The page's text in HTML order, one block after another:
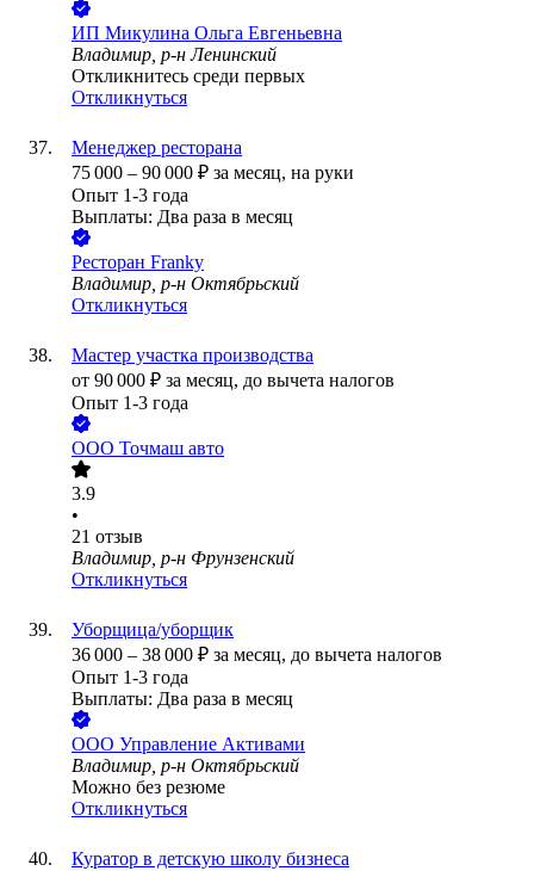
ИП Микулина Ольга Евгеньевна
Владимир, р-н Ленинский
Откликнитесь среди первых
Откликнуться
Менеджер ресторана
75 000 – 90 000 ₽ за месяц, на руки
Опыт 1-3 года
Выплаты: Два раза в месяц
Ресторан Franky
Владимир, р-н Октябрьский
Откликнуться
Мастер участка производства
от 90 000 ₽ за месяц, до вычета налогов
Опыт 1-3 года
ООО Точмаш авто
3.9
•
21 отзыв
Владимир, р-н Фрунзенский
Откликнуться
Уборщица/уборщик
36 000 – 38 000 ₽ за месяц, до вычета налогов
Опыт 1-3 года
Выплаты: Два раза в месяц
ООО Управление Активами
Владимир, р-н Октябрьский
Можно без резюме
Откликнуться
Куратор в детскую школу бизнеса